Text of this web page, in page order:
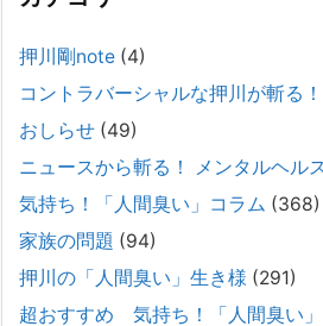
精神科から「退院できます」と言
2026年2月21日
通常価格 2,980円 → 今だけ 1,480円（50％
（株）トキワ精神保健事務所（所長：押川剛
きた実務対応を、家族向けに整理しています
#042 精神疾患の子どもと健全な
がとれない（母娘編）。
弊社は、病識のない重篤な精神疾患を抱える
け、長年にわたり精神科医療へのアクセスの
押川剛note (4)
コントラバーシャルな押川が斬る！
おしらせ (49)
ニュースから斬る！ メンタルヘル
気持ち！「人間臭い」コラム (368)
家族の問題 (94)
押川の「人間臭い」生き様 (291)
超おすすめ 気持ち！「人間臭い